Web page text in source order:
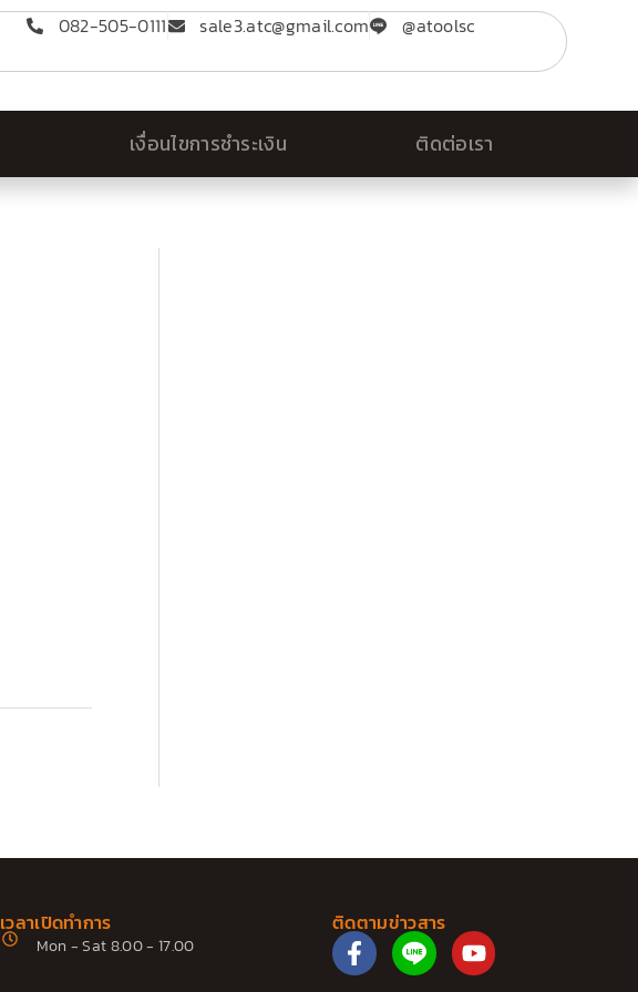
082-505-0111 sale3.atc@gmail.com @atoolsc
เงื่อนไขการชำระเงิน ติดต่อเรา
เวลาเปิดทำการ
Mon - Sat 8.00 - 17.00
ติดตามข่าวสาร
F
a
Y
o